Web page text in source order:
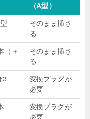
（A型）
そのまま挿さ
る
（＋
そのまま挿さ
る
3
変換プラグが
必要
変換プラグが
必要